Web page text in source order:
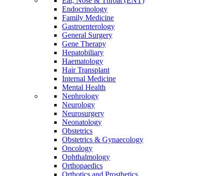
Endocrinology
Family Medicine
Gastroenterology
General Surgery
Gene Therapy
Hepatobiliary
Haematology
Hair Transplant
Internal Medicine
Mental Health
Nephrology
Neurology
Neurosurgery
Neonatology
Obstetrics
Obstetrics & Gynaecology
Oncology
Ophthalmology
Orthopaedics
Orthotics and Prosthetics